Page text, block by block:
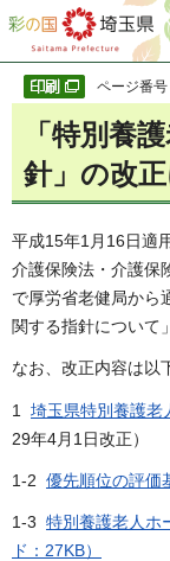
彩の国 埼玉県
ページ番
「特別養
針」の改
平成15年1月16日適
介護保険法・介護保
で厚労省老健局から
関する指針について
なお、改正内容は以
1 埼玉県特別養護老
29年4月1日改正）
1-2 優先順位の評価
1-3 特別養護老人ホ
ド：27KB）